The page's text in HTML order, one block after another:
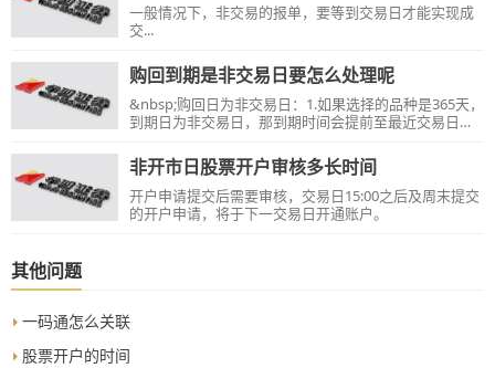
一般情况下，非交易的报单，要等到交易日才能实现成
交...
购回到期是非交易日要怎么处理呢
&nbsp;购回日为非交易日：1.如果选择的品种是365天，
到期日为非交易日，那到期时间会提前至最近交易日。
&nbsp; &nbsp; &nbsp; &nbsp; &nbsp; &nbsp; &nbsp;
&nbsp; &nbsp; &nbsp;&nbsp;2.如果选择的是其他品
种，到期日为非交易日，到期时间会向后顺延至下一个
交易日。【例如】：如果客户交易品种为91天，且到期
当天为周日，向后顺延至下一个交易日，此时利率应适
非开市日股票开户审核多长时间
开户申请提交后需要审核，交易日15:00之后及周末提交
的开户申请，将于下一交易日开通账户。
其他问题
一码通怎么关联
股票开户的时间